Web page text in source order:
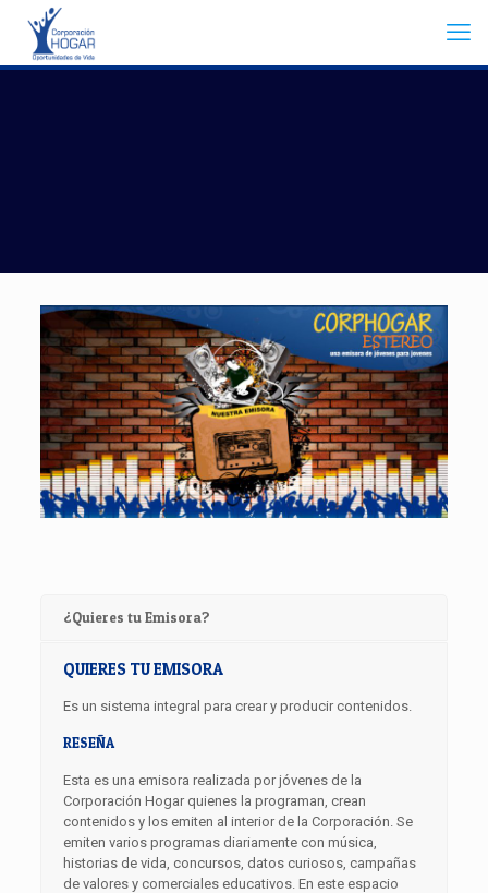
¿Quieres tu Emisora?
QUIERES TU EMISORA
Es un sistema integral para crear y producir contenidos.
RESEÑA
Esta es una emisora realizada por jóvenes de la
Corporación Hogar quienes la programan, crean
contenidos y los emiten al interior de la Corporación. Se
emiten varios programas diariamente con música,
historias de vida, concursos, datos curiosos, campañas
de valores y comerciales educativos. En este espacio